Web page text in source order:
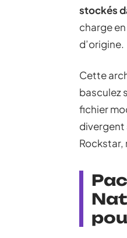
stockés
charge
d’origine.
Cette
basculez
fichier
divergent
Rockstar,